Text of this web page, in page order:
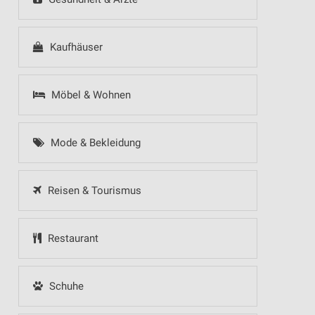
Kaufhäuser
Möbel & Wohnen
Mode & Bekleidung
Reisen & Tourismus
Restaurant
Schuhe